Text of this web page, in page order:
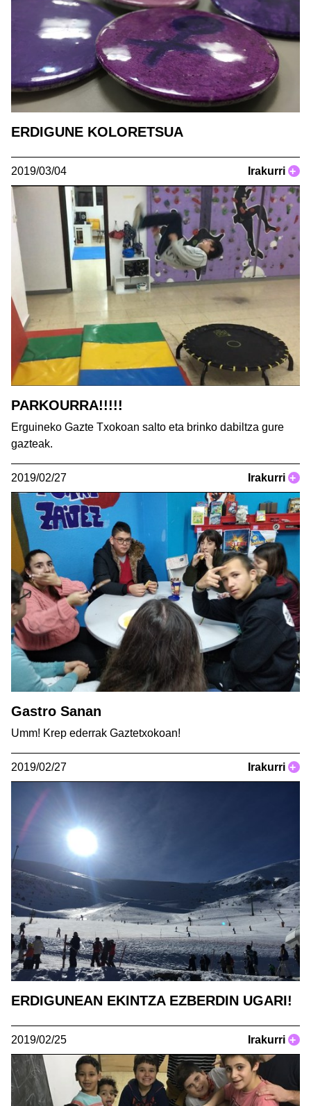
ERDIGUNE KOLORETSUA
2019/03/04 Irakurri +
PARKOURRA!!!!!
Erguineko Gazte Txokoan salto eta brinko dabiltza gure
gazteak.
2019/02/27 Irakurri +
Gastro Sanan
Umm! Krep ederrak Gaztetxokoan!
2019/02/27 Irakurri +
ERDIGUNEAN EKINTZA EZBERDIN UGARI!
2019/02/25 Irakurri +